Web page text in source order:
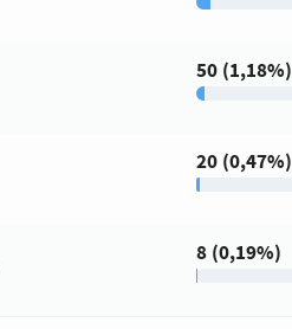
50 (1,18%)
20 (0,47%)
8 (0,19%)